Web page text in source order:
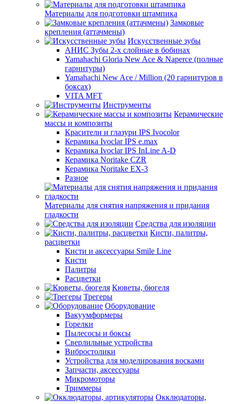
Материалы для подготовки штампика
Замковые
крепления (аттачмены)
Искусственные зубы
АНИС Зубы 2-х слойные в бобинах
Yamahachi Gloria New Ace & Naperce (полные
гарнитуры)
Yamahachi New Ace / Million (20 гарнитуров в
боксах)
VITA MFT
Инструменты
Керамические
массы и композиты
Красители и глазури IPS Ivocolor
Керамика Ivoclar IPS e.max
Керамика Ivoclar IPS InLine A-D
Керамика Noritake CZR
Керамика Noritake EX-3
Разное
Материалы для снятия напряжения и придания
гладкости
Средства для изоляции
Кисти, палитры,
расцветки
Кисти и аксессуары Smile Line
Кисти
Палитры
Расцветки
Кюветы, бюгеля
Трегеры
Оборудование
Вакуумформеры
Горелки
Пылесосы и боксы
Сверлильные устройства
Вибростолики
Устройства для моделирования восками
Запчасти, аксессуары
Микромоторы
Триммеры
Окклюдаторы,